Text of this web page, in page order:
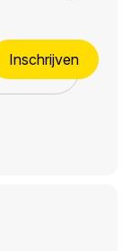
Inschrijven